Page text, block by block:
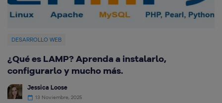
DESARROLLO WEB
¿Qué es LAMP? Aprenda a instalarlo,
configurarlo y mucho más.
Jessica Loose
13 Noviembre, 2025